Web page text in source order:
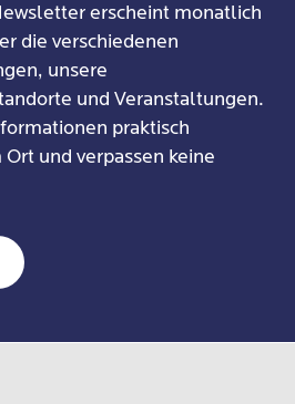
erscheint monatlich
die verschiedenen
unsere
und Veranstaltungen.
praktisch
und verpassen keine